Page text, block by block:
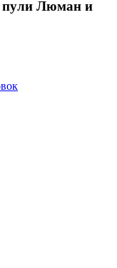
пули Люман и